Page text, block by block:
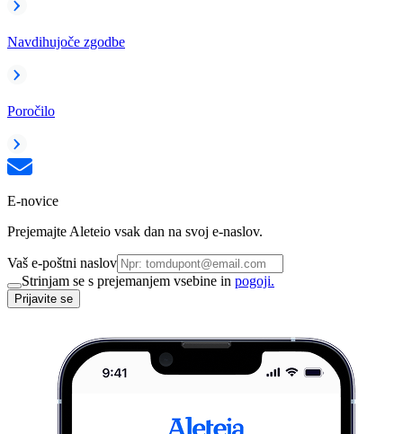
Navdihujoče zgodbe
Poročilo
E-novice
Prejemajte Aleteio vsak dan na svoj e-naslov.
Vaš e-poštni naslov
Strinjam se s prejemanjem vsebine in pogoji.
Prijavite se